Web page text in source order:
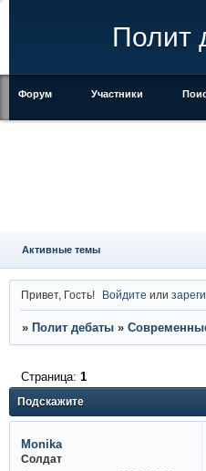
Полит
Форум Участники
Активные темы
Привет, Гость! Войдите или
» Полит дебаты »
Подскажите
Страница: 1
Monika
Солдат